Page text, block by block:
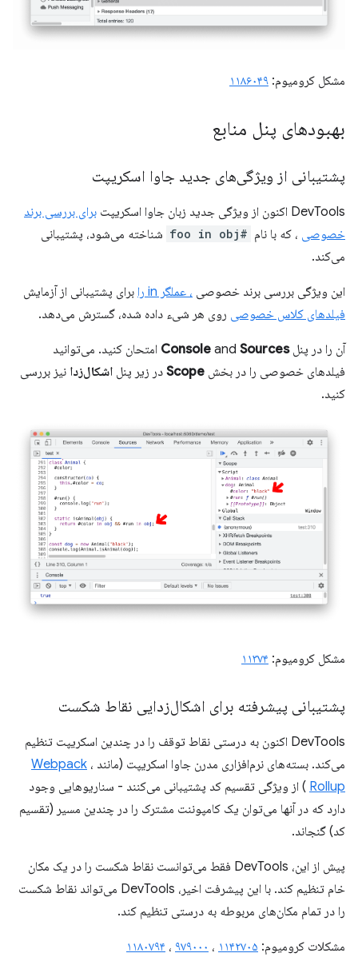
مشکل کرومیوم: ۱۱۸۶۰۴۹
بهبودهای پنل منابع
پشتیبانی از ویژگی‌های جدید جاوا اسکریپت
DevTools اکنون از ویژگی جدید زبان جاوا اسکریپت
برای بررسی برند
خصوصی ، که با نام #foo in obj
شناخته می‌شود، پشتیبانی
می‌کند.
این ویژگی بررسی برند خصوصی ، عملگر in را
برای پشتیبانی از آزمایش
فیلدهای کلاس خصوصی روی هر شیء داده شده، گسترش می‌دهد.
آن را در پنل Console and Sources
امتحان کنید. می‌توانید
فیلدهای خصوصی را در بخش Scope در زیر پنل اشکال‌زدا نیز بررسی
کنید.
مشکل کرومیوم: ۱۱۳۷۴
پشتیبانی پیشرفته برای اشکال‌زدایی نقاط شکست
DevTools اکنون به درستی نقاط توقف را در چندین اسکریپت تنظیم
می‌کند. بسته‌های نرم‌افزاری مدرن جاوا اسکریپت (مانند
Webpack ،
Rollup ) از ویژگی تقسیم کد پشتیبانی می‌کنند - سناریوهایی وجود
دارد که در آنها می‌توان یک کامپوننت مشترک را در چندین مسیر (تقسیم
کد) گنجاند.
پیش از این، DevTools فقط می‌توانست نقاط شکست را در یک مکان
خام تنظیم کند. با این پیشرفت اخیر، DevTools می‌تواند نقاط شکست
را در تمام مکان‌های مربوطه به درستی تنظیم کند.
مشکلات کرومیوم: ۱۱۴۲۷۰۵ ، ۹۷۹۰۰۰ ، ۱۱۸۰۷۹۴